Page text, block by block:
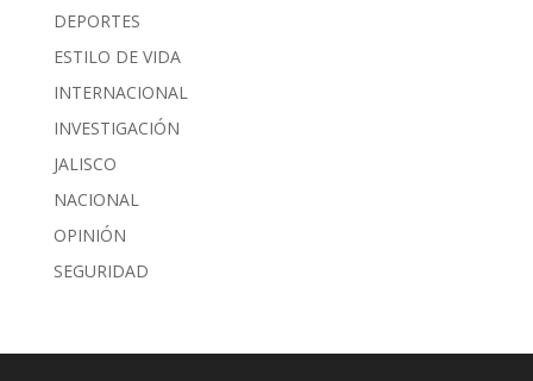
DEPORTES
ESTILO DE VIDA
INTERNACIONAL
INVESTIGACIÓN
JALISCO
NACIONAL
OPINIÓN
SEGURIDAD